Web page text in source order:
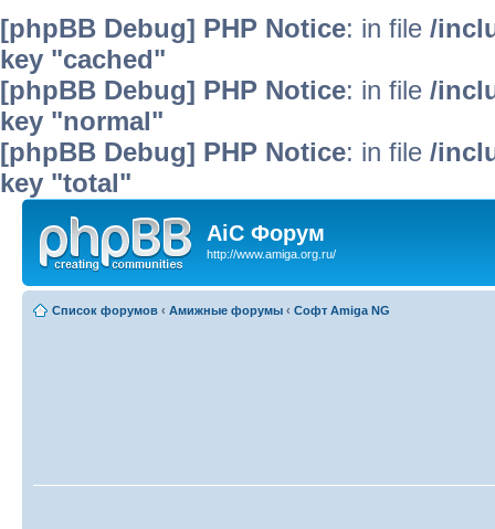
[phpBB Debug] PHP Notice: in file /
key "cached"
[phpBB Debug] PHP Notice: in file /
key "normal"
[phpBB Debug] PHP Notice: in file /
key "total"
AiC Форум
http://www.amiga.org.ru/
Список форумов ‹ Амижные форумы ‹ Софт Amiga NG